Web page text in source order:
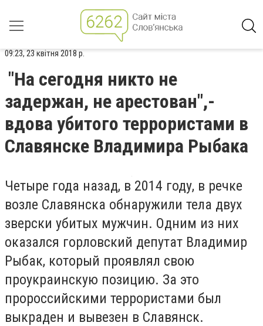
09:23, 23 квітня 2018 р.
"На сегодня никто не
задержан, не арестован",-
вдова убитого террористами в
Славянске Владимира Рыбака
Четыре года назад, в 2014 году, в речке
возле Славянска обнаружили тела двух
зверски убитых мужчин. Одним из них
оказался горловский депутат Владимир
Рыбак, который проявлял свою
проукраинскую позицию. За это
пророссийскими террористами был
выкраден и вывезен в Славянск.